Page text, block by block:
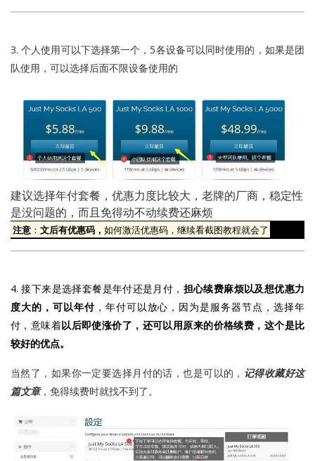
3. 个人使用可以下选择第一个，5各设备可以同时使用的，如果是团
队使用，可以选择后面不限设备使用的
建议选择年付套餐，优惠力度比较大，老牌的厂商，稳定性
是没问题的，而且免得动不动续费还麻烦
注意： 文后有优惠码， 如何激活优惠码，继续看截图教程就会了
4. 接下来是选择套餐是年付还是月付， 担心续费麻烦以及想优惠力
度大的，可以年付，年付可以放心，因为是服务器节点，选择年
付，意味着以后即使涨价了，还可以用原来的价格续费，这个是比
较好的优点。
当然了，如果你一定要选择月付的话，也是可以的， 记得收藏好这
篇文章，免得续费时就找不到了。